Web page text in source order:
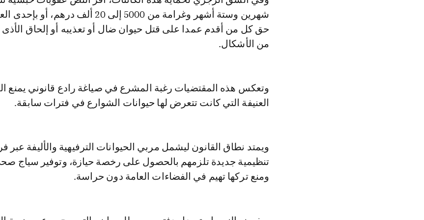
شهرين وستة أشهر وغرامة من 5000 إلى 20 ألف
حق كل من أقدم عمدا على قتل حيوان ضال أو تعذيبه أو إلحاق
من الأشكال.
وتعكس هذه المقتضيات رغبة المشرع في صياغة رادع قانوني يمنع
العنيفة التي كانت تتعرض لها حيوانات الشوارع في فترات سابقة.
ويمتد نطاق القانون ليشمل مربي الحيوانات الترفيهية والأليفة عبر
تنظيمية جديدة تلزمهم بالحصول على رخصة حيازة، وتوفير سياج
ومنع تركها تهيم في الفضاءات العامة دون حراسة.